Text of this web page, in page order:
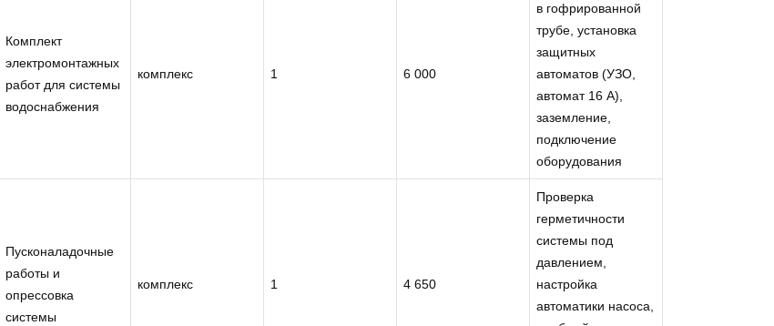
Комплект
электромонтажных
работ для системы
водоснабжения
комплекс 1 6 000
в гофрированной
трубе, установка
защитных
автоматов (УЗО,
автомат 16 А),
заземление,
подключение
оборудования
Пусконаладочные
работы и
опрессовка
системы
комплекс 1 4 650
Проверка
герметичности
системы под
давлением,
настройка
автоматики насоса,